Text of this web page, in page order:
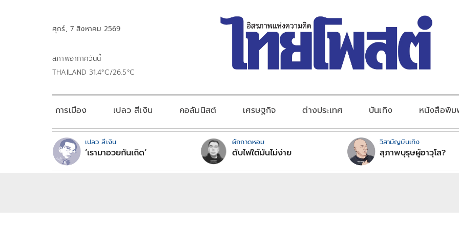
ศุกร์, 7 สิงหาคม 2569
สภาพอากาศวันนี้
THAILAND 31.4°C/26.5°C
การเมือง เปลว สีเงิน คอลัมนิสต์ เศรษฐกิจ ต่างประเทศ บันเทิง หนังสือพิ
เปลว สีเงิน
‘เรามาอวยกันเถิด’
ผักกาดหอม
ดับไฟใต้มันไม่ง่าย
วิสามัญบันเทิง
สุภาพบุรุษผู้อาวุโส?